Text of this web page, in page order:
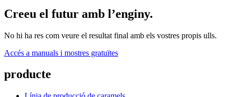
Creeu el futur amb l’enginy.
No hi ha res com veure el resultat final amb els vostres propis ulls.
Accés a manuals i mostres gratuïtes
producte